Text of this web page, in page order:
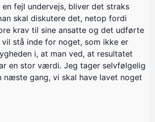
fejl undervejs, bliver det straks
skal diskutere det, netop fordi
krav til sine ansatte og det udførte
stå inde for noget, som ikke er
i, at man ved, at resultatet
en stor værdi. Jeg tager selvfølgelig
næste gang, vi skal have lavet noget